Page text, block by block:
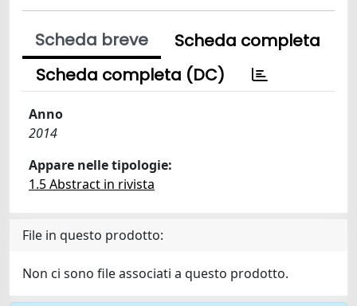
Scheda breve
Scheda completa
Scheda completa (DC)
Anno
2014
Appare nelle tipologie:
1.5 Abstract in rivista
File in questo prodotto:
Non ci sono file associati a questo prodotto.